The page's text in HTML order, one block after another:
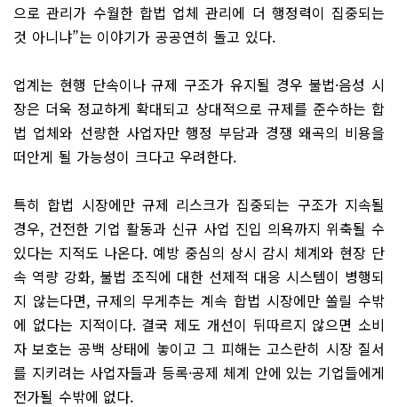
으로 관리가 수월한 합법 업체 관리에 더 행정력이 집중되는
것 아니냐”는 이야기가 공공연히 돌고 있다.
업계는 현행 단속이나 규제 구조가 유지될 경우 불법·음성 시
장은 더욱 정교하게 확대되고 상대적으로 규제를 준수하는 합
법 업체와 선량한 사업자만 행정 부담과 경쟁 왜곡의 비용을
떠안게 될 가능성이 크다고 우려한다.
특히 합법 시장에만 규제 리스크가 집중되는 구조가 지속될
경우, 건전한 기업 활동과 신규 사업 진입 의욕까지 위축될 수
있다는 지적도 나온다. 예방 중심의 상시 감시 체계와 현장 단
속 역량 강화, 불법 조직에 대한 선제적 대응 시스템이 병행되
지 않는다면, 규제의 무게추는 계속 합법 시장에만 쏠릴 수밖
에 없다는 지적이다. 결국 제도 개선이 뒤따르지 않으면 소비
자 보호는 공백 상태에 놓이고 그 피해는 고스란히 시장 질서
를 지키려는 사업자들과 등록·공제 체계 안에 있는 기업들에게
전가될 수밖에 없다.